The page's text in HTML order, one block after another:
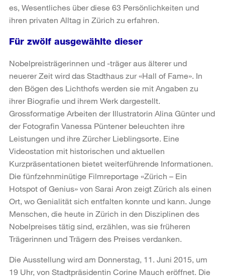
es, Wesentliches über diese 63 Persönlichkeiten und
ihren privaten Alltag in Zürich zu erfahren.
Für zwölf ausgewählte dieser
Nobelpreisträgerinnen und -träger aus älterer und
neuerer Zeit wird das Stadthaus zur «Hall of Fame». In
den Bögen des Lichthofs werden sie mit Angaben zu
ihrer Biografie und ihrem Werk dargestellt.
Grossformatige Arbeiten der Illustratorin Alina Günter und
der Fotografin Vanessa Püntener beleuchten ihre
Leistungen und ihre Zürcher Lieblingsorte. Eine
Videostation mit historischen und aktuellen
Kurzpräsentationen bietet weiterführende Informationen.
Die fünfzehnminütige Filmreportage «Zürich – Ein
Hotspot of Genius» von Sarai Aron zeigt Zürich als einen
Ort, wo Genialität sich entfalten konnte und kann. Junge
Menschen, die heute in Zürich in den Disziplinen des
Nobelpreises tätig sind, erzählen, was sie früheren
Trägerinnen und Trägern des Preises verdanken.
Die Ausstellung wird am Donnerstag, 11. Juni 2015, um
19 Uhr, von Stadtpräsidentin Corine Mauch eröffnet. Die